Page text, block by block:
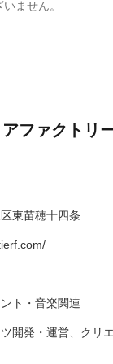
ません。
ファクトリ
東苗穂十四条
ト・音楽関連
開発・運営、クリ